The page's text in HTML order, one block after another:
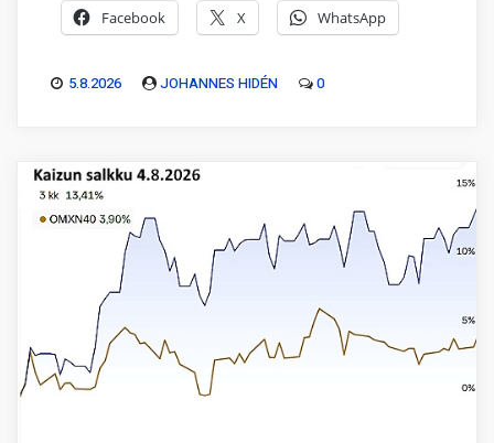
Facebook X WhatsApp
5.8.2026 JOHANNES HIDÉN 0